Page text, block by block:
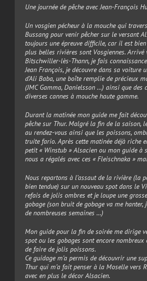
Une journée de pêche avec Jean-François
Un vosgien pécheur à la mouche qui
Bussang pour venir pêcher sur le versant
toujours une épreuve difficile, car il est
plus belles rivières sont Vosgiennes. Arrivé
Bitschwiller-lès-Thann, je fais
Jean François, je découvre dans sa voiture
d’Ali Baba, une boîte remplie de précieux
(JMC Gamma, Danielsson …) ainsi que des
diverses cannes à mouche haute gamme.
Durant la matinée mon guide me fait
pêche sur Thur. Malgré la fin de la saison,
au rendez-vous ainsi que les poissons,
truite fario. Après cette matinée déjà riche
petit « Winstub » Alsacien ou mon guide à
nous a régalés avec ces « Fleischnaka »
Nous repartons à l’assaut de la rivière (la
bien tendue) sur un nouveau spot dans le
refais de jolis ombres et je loupe une
gobage (son bruit de gobage va me hanter,
de nombreuses semaines …)
Mon guide pour la fin de soirée me dirige
spot ou les gobages sont encore nombreux
de faire de jolis poissons.
Ce guidage m’a permis de découvrir une
Thur qui m’a fait penser à la Moselle vers
avec en plus le décor Alsacien.